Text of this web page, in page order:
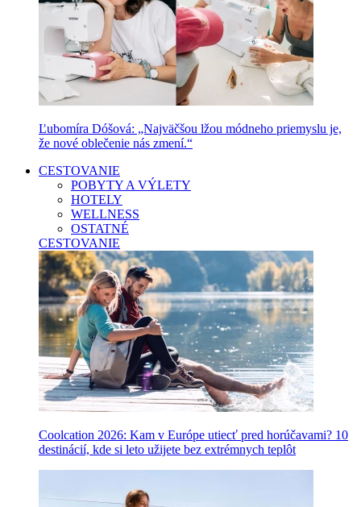
Ľubomíra Dóšová: „Najväčšou lžou módneho priemyslu je,
že nové oblečenie nás zmení.“
CESTOVANIE
POBYTY A VÝLETY
HOTELY
WELLNESS
OSTATNÉ
CESTOVANIE
Coolcation 2026: Kam v Európe utiecť pred horúčavami? 10
destinácií, kde si leto užijete bez extrémnych teplôt